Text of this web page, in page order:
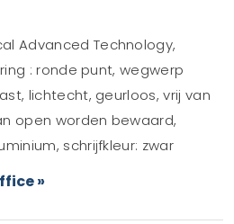
Advanced Technology,
: ronde punt, wegwerp
lichtecht, geurloos, vrij van
open worden bewaard,
schrijfkleur: zwar
»